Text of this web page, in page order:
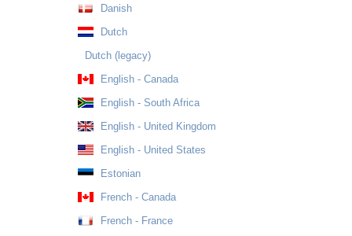
Danish
Dutch
Dutch (legacy)
English - Canada
English - South Africa
English - United Kingdom
English - United States
Estonian
French - Canada
French - France